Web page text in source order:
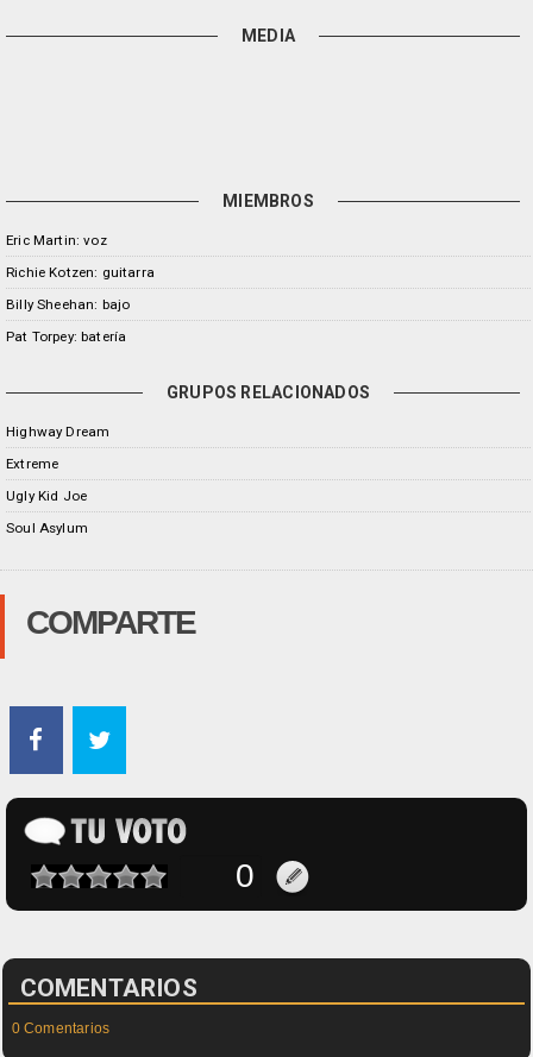
MEDIA
MIEMBROS
Eric Martin: voz
Richie Kotzen: guitarra
Billy Sheehan: bajo
Pat Torpey: batería
GRUPOS RELACIONADOS
Highway Dream
Extreme
Ugly Kid Joe
Soul Asylum
COMPARTE
COMENTARIOS
0 Comentarios